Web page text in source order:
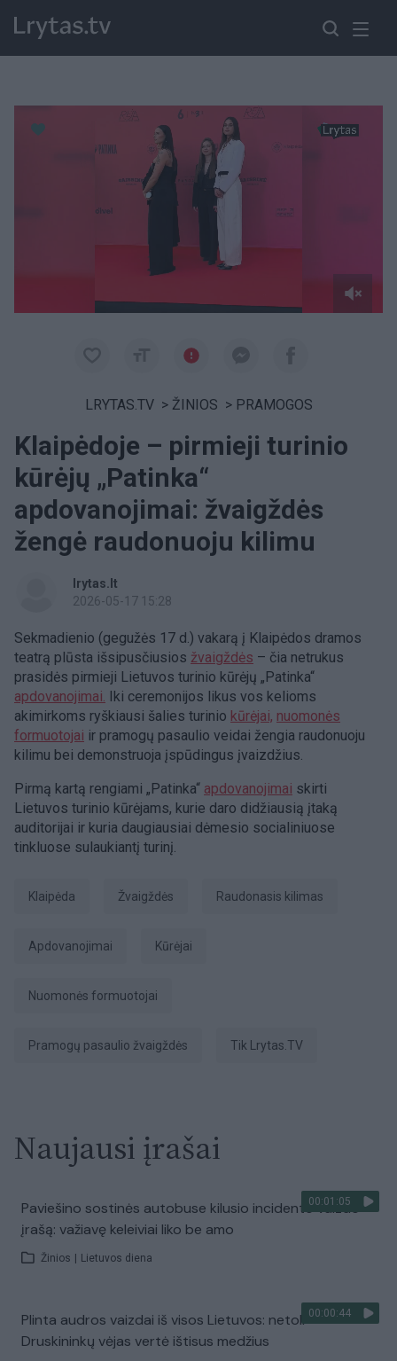
LRYTAS.TV > ŽINIOS > PRAMOGOS
Klaipėdoje – pirmieji turinio
kūrėjų „Patinka“
apdovanojimai: žvaigždės
žengė raudonuoju kilimu
lrytas.lt
2026-05-17 15:28
Sekmadienio (gegužės 17 d.) vakarą į Klaipėdos dramos
teatrą plūsta išsipusčiusios žvaigždės – čia netrukus
prasidės pirmieji Lietuvos turinio kūrėjų „Patinka“
apdovanojimai. Iki ceremonijos likus vos kelioms
akimirkoms ryškiausi šalies turinio kūrėjai, nuomonės
formuotojai ir pramogų pasaulio veidai žengia raudonuoju
kilimu bei demonstruoja įspūdingus įvaizdžius.
Pirmą kartą rengiami „Patinka“ apdovanojimai skirti
Lietuvos turinio kūrėjams, kurie daro didžiausią įtaką
auditorijai ir kuria daugiausiai dėmesio socialiniuose
tinkluose sulaukiantį turinį.
Klaipėda žvaigždės raudonasis kilimas
apdovanojimai kūrėjai
Nuomonės formuotojai
pramogų pasaulio žvaigždės tik Lrytas.TV
Naujausi įrašai
00:01:05
Paviešino sostinės autobuse kilusio incidento vaizdo
įrašą: važiavę keleiviai liko be amo
Žinios Lietuvos diena
00:00:44
Plinta audros vaizdai iš visos Lietuvos: netoli
Druskininkų vėjas vertė ištisus medžius